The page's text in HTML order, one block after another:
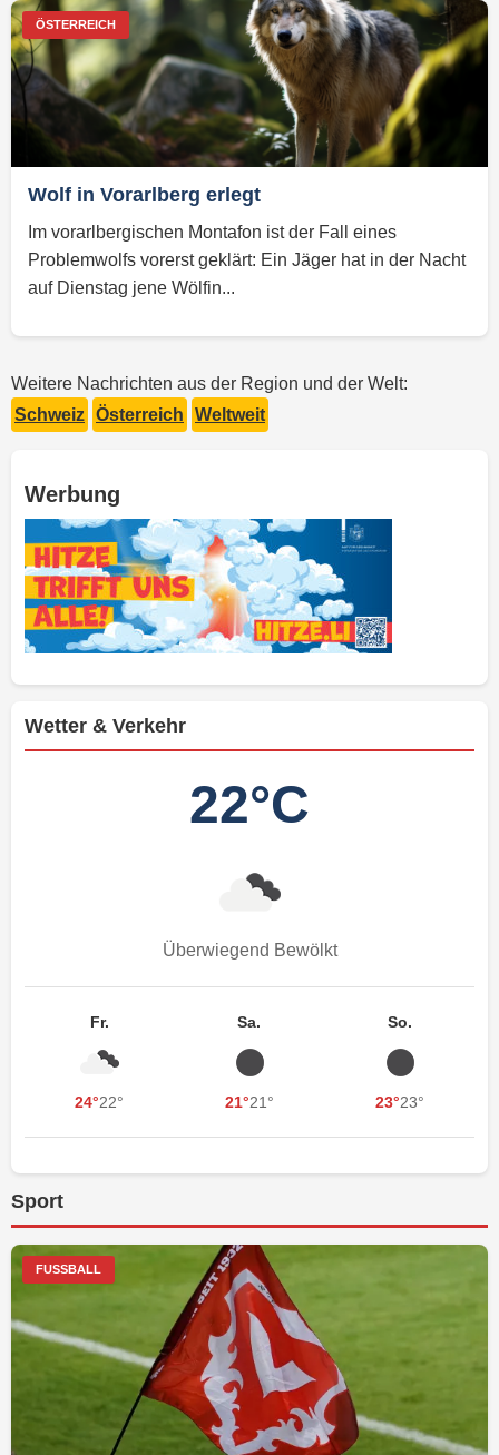
ÖSTERREICH
Wolf in Vorarlberg erlegt
Im vorarlbergischen Montafon ist der Fall eines
Problemwolfs vorerst geklärt: Ein Jäger hat in der Nacht
auf Dienstag jene Wölfin...
Weitere Nachrichten aus der Region und der Welt:
Schweiz Österreich Weltweit
Werbung
Wetter & Verkehr
22°C
Überwiegend Bewölkt
Fr.
24°22°
Sa.
21°21°
So.
23°23°
Sport
FUSSBALL